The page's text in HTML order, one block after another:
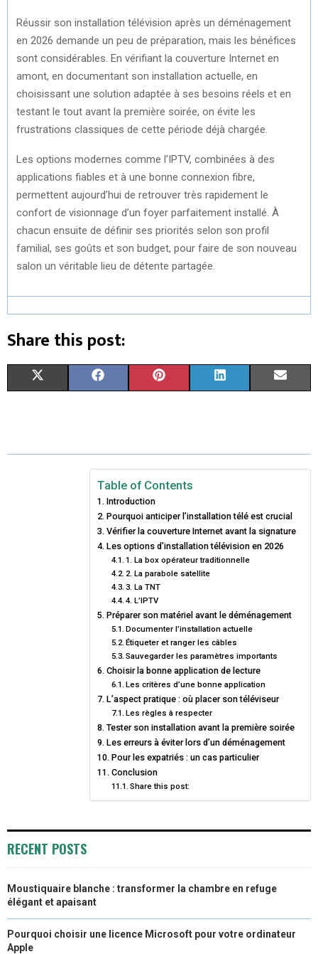
Réussir son installation télévision après un déménagement
en 2026 demande un peu de préparation, mais les bénéfices
sont considérables. En vérifiant la couverture Internet en
amont, en documentant son installation actuelle, en
choisissant une solution adaptée à ses besoins réels et en
testant le tout avant la première soirée, on évite les
frustrations classiques de cette période déjà chargée.
Les options modernes comme l’IPTV, combinées à des
applications fiables et à une bonne connexion fibre,
permettent aujourd’hui de retrouver très rapidement le
confort de visionnage d’un foyer parfaitement installé. À
chacun ensuite de définir ses priorités selon son profil
familial, ses goûts et son budget, pour faire de son nouveau
salon un véritable lieu de détente partagée.
Share this post:
R
W R
E
O
N
E
B
O
O
K
R
N
T
E
S
R
N
K
I
N
R
N
I
Table of Contents
Introduction
Pourquoi anticiper l’installation télé est crucial
Vérifier la couverture Internet avant la signature
Les options d’installation télévision en 2026
1. La box opérateur traditionnelle
2. La parabole satellite
3. La TNT
4. L’IPTV
Préparer son matériel avant le déménagement
Documenter l’installation actuelle
Étiqueter et ranger les câbles
Sauvegarder les paramètres importants
Choisir la bonne application de lecture
Les critères d’une bonne application
L’aspect pratique : où placer son téléviseur
Les règles à respecter
Tester son installation avant la première soirée
Les erreurs à éviter lors d’un déménagement
Pour les expatriés : un cas particulier
Conclusion
Share this post:
RECENT POSTS
Moustiquaire blanche : transformer la chambre en refuge
élégant et apaisant
Pourquoi choisir une licence Microsoft pour votre ordinateur
Apple